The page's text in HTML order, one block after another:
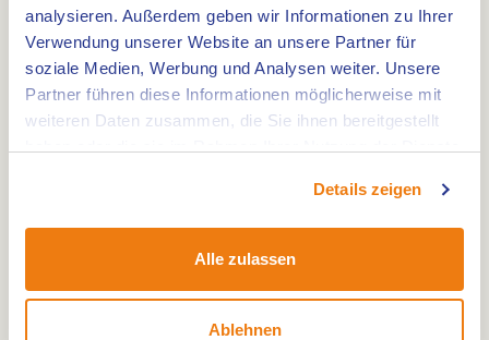
analysieren. Außerdem geben wir Informationen zu Ihrer
Verwendung unserer Website an unsere Partner für
soziale Medien, Werbung und Analysen weiter. Unsere
Partner führen diese Informationen möglicherweise mit
weiteren Daten zusammen, die Sie ihnen bereitgestellt
Details zeigen
Alle zulassen
Ablehnen
Die Rode Beek verdankt ihre rotbraune Farbe
dem hohen Eisengehalt. Dieser Bach schlängelt
sich durch die Landschaft und mündet in den
Effelder Waldsee, einen See mit ruhigen
Aussichtspunkten. Unterwegs kommst du an Cafés
und Rastplätzen vorbei. Die Umgebung ist reich